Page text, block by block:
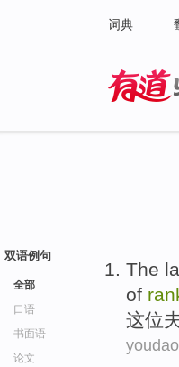
词典
双语例句
全部
口语
书面语
论文
The
of
这位
youdao